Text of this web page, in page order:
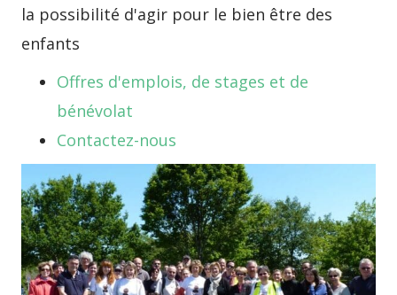
la possibilité d'agir pour le bien être des
enfants
Offres d'emplois, de stages et de
bénévolat
Contactez-nous